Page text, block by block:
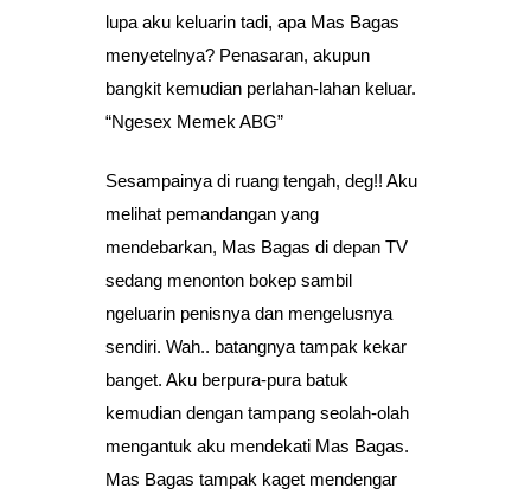
lupa aku keluarin tadi, apa Mas Bagas
menyetelnya? Penasaran, akupun
bangkit kemudian perlahan-lahan keluar.
“Ngesex Memek ABG”
Sesampainya di ruang tengah, deg!! Aku
melihat pemandangan yang
mendebarkan, Mas Bagas di depan TV
sedang menonton bokep sambil
ngeluarin penisnya dan mengelusnya
sendiri. Wah.. batangnya tampak kekar
banget. Aku berpura-pura batuk
kemudian dengan tampang seolah-olah
mengantuk aku mendekati Mas Bagas.
Mas Bagas tampak kaget mendengar